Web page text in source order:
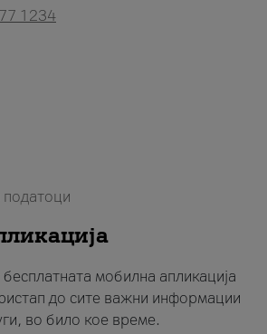
1234
мобилна апликација
до сите важни информации
во било кое време.